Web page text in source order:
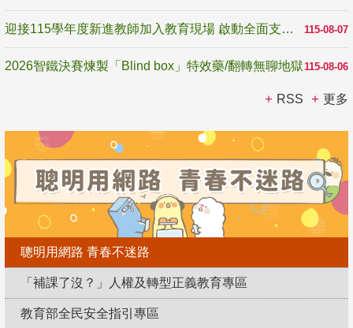
115-08-07
迎接115學年度新進教師加入教育現場 啟動全面支持陪伴
115-08-06
2026智鐵決賽煉製「Blind box」特效藥/翻轉無聊地獄
RSS 更多
聰明用網路 青春不迷路
「補課了沒？」人權及轉型正義教育專區
教育部全民安全指引專區